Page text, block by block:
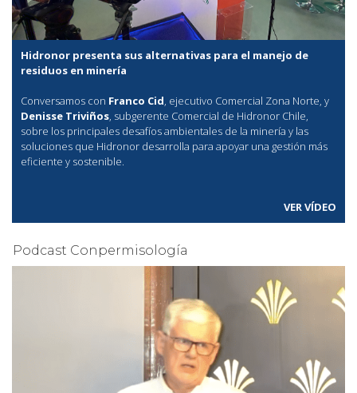
Hidronor presenta sus alternativas para el manejo de
residuos en minería
Conversamos con Franco Cid, ejecutivo Comercial Zona Norte, y
Denisse Triviños, subgerente Comercial de Hidronor Chile,
sobre los principales desafíos ambientales de la minería y las
soluciones que Hidronor desarrolla para apoyar una gestión más
eficiente y sostenible.
VER VÍDEO
Podcast Conpermisología